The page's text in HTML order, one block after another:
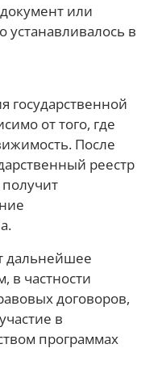
или
устанавливалось в
государственной
от того, где
После
реестр
дальнейшее
в частности
договоров,
в
программах